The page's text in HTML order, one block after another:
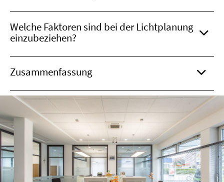
Welche Faktoren sind bei der Lichtplanung
einzubeziehen?
Zusammenfassung